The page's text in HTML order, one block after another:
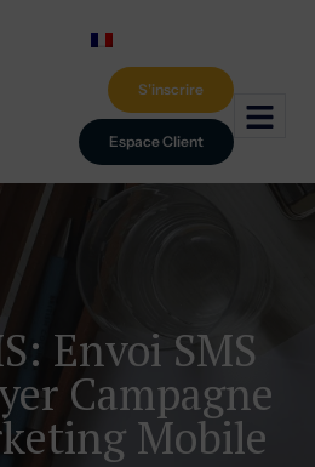
Espace Client
S'inscrire
Envoi SMS
Campagne
Mobile